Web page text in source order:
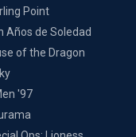
Point
Años de Soledad
of the Dragon
'97